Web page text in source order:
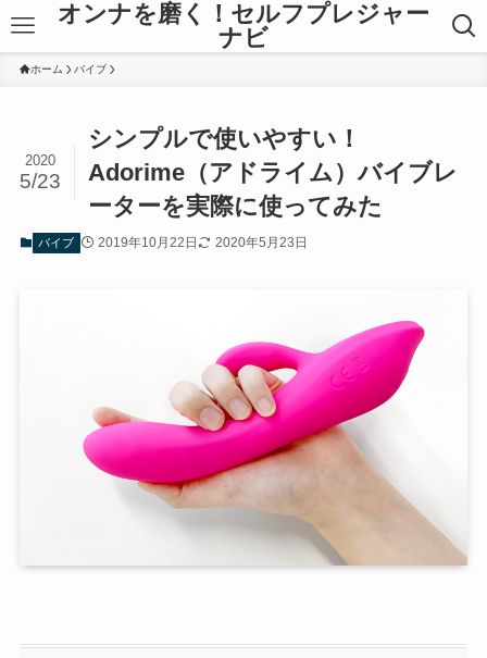
オンナを磨く！セルフプレジャー
ナビ
ホーム バイブ
シンプルで使いやすい！
Adorime（アドライム）バイブレ
ーターを実際に使ってみた
2020
5/23
バイブ 2019年10月22日 2020年5月23日